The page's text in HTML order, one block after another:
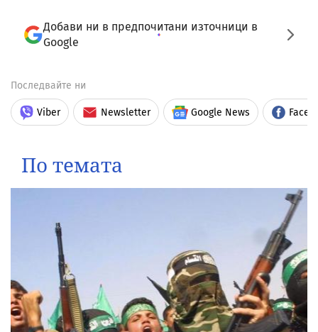
Добави ни в предпочитани източници в
Google
Последвайте ни
Viber Newsletter Google News
По темата